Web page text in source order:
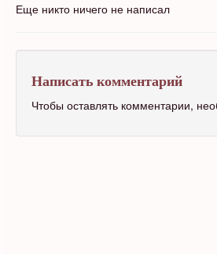
Еще никто ничего не написал
Написать комментарий
Чтобы оставлять комментарии,